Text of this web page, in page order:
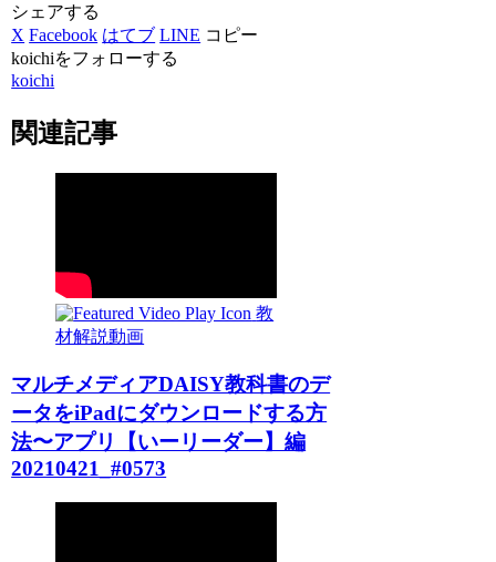
シェアする
X Facebook はてブ LINE コピー
koichiをフォローする
koichi
関連記事
教
材解説動画
マルチメディアDAISY教科書のデ
ータをiPadにダウンロードする方
法〜アプリ【いーリーダー】編
20210421_#0573